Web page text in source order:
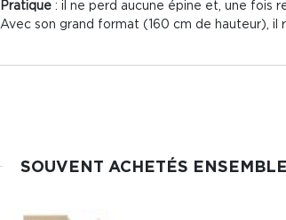
Pratique : il ne perd aucune épine et, une fois
Avec son grand format (160 cm de hauteur), il
SOUVENT ACHETÉS